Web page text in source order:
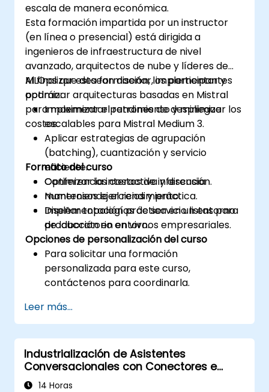
escala de manera económica.
Esta formación impartida por un instructor
(en línea o presencial) está dirigida a
ingenieros de infraestructura de nivel
avanzado, arquitectos de nube y líderes de
MLOps que desean diseñar, implementar y
optimizar arquitecturas basadas en Mistral
para maximizar el rendimiento y minimizar los
costos.
Al finalizar esta formación, los participantes
podrán:
Implementar patrones de despliegue
escalables para Mistral Medium 3.
Aplicar estrategias de agrupación
(batching), cuantización y servicio
eficiente.
Optimizar los costos de inferencia
manteniendo el rendimiento.
Diseñar topologías de servicio listas para
producción en entornos empresariales.
Formato del curso
Conferencia interactiva y discusión.
Numerosos ejercicios y práctica.
Implementación práctica en un entorno
de laboratorio en vivo.
Opciones de personalización del curso
Para solicitar una formación
personalizada para este curso,
contáctenos para coordinarla.
Leer más...
Industrialización de Asistentes
Conversacionales con Conectores e
Integraciones de Mistral
14 Horas